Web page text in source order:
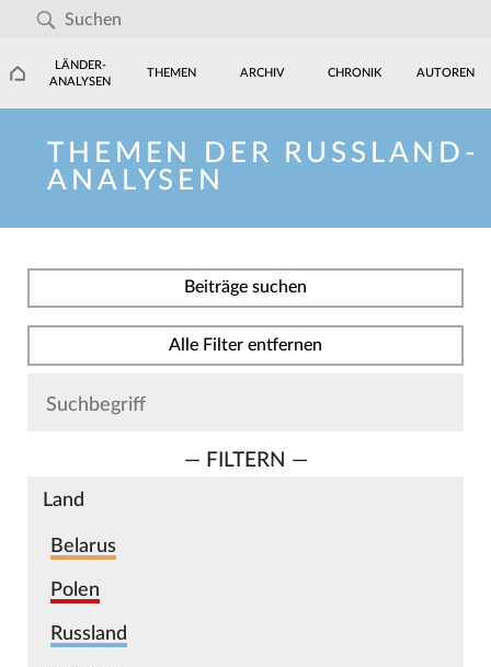
LÄNDER-
ANALYSEN
THEMEN ARCHIV CHRONIK AUTOREN
THEMEN DER RUSSLAND-
ANALYSEN
Beiträge suchen
Alle Filter entfernen
— FILTERN —
Land
Belarus
Polen
Russland